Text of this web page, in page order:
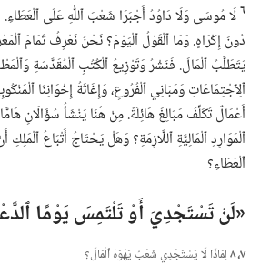
٦لَا مُوسَى وَلَا دَاوُدُ أَجْبَرَا شَعْبَ ٱللّٰهِ عَلَى
دُونَ إِكْرَاهٍ.‏ وَمَا ٱلْقَوْلُ ٱلْيَوْمَ؟‏ نَحْنُ نَعْرِفُ تَمَامَ
يَتَطَلَّبُ ٱلْمَالَ.‏ فَنَشْرُ وَتَوْزِيعُ ٱلْكُتُبِ ٱلْمُقَدَّسَةِ
ٱلِٱجْتِمَاعَاتِ وَمَبَانِي ٱلْفُرُوعِ،‏ وَإِغَاثَةُ إِخْوَانِنَا
أَعْمَالٌ تُكَلِّفُ مَبَالِغَ هَائِلَةً.‏ مِنْ هُنَا يَنْشَأُ سُؤَالَانِ
ٱلْمَوَارِدِ ٱلْمَالِيَّةِ ٱللَّازِمَةِ؟‏ وَهَلْ يَحْتَاجُ أَتْبَاعُ
ٱلْعَطَاءِ؟‏
‏«لَنْ تَسْتَجْدِيَ أَوْ تَلْتَمِسَ يَوْمًا
٧،‏ ٨
لِمَاذَا لَا يَسْتَجْدِي شَعْبُ يَهْوَهَ ٱلْمَالَ؟‏